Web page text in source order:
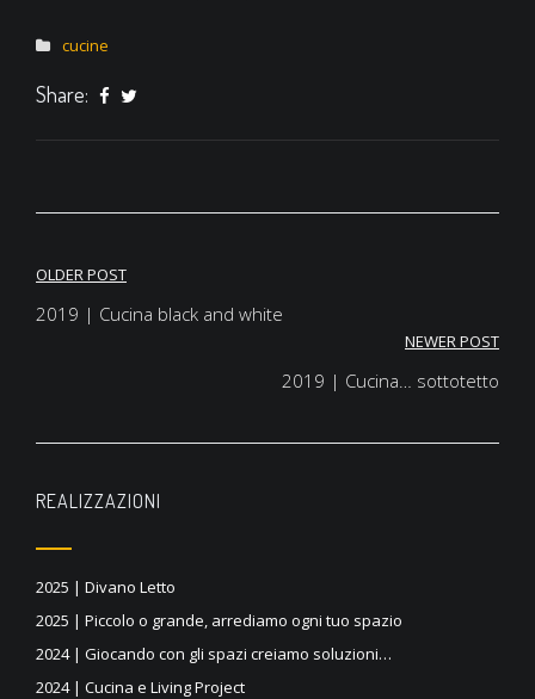
cucine
Share:
Navigazione
OLDER POST
2019 | Cucina black and white
NEWER POST
2019 | Cucina… sottotetto
REALIZZAZIONI
2025 | Divano Letto
2025 | Piccolo o grande, arrediamo ogni tuo spazio
2024 | Giocando con gli spazi creiamo soluzioni…
2024 | Cucina e Living Project